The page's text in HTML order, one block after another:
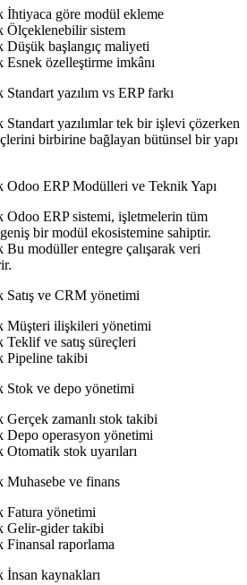
İhtiyaca göre modül ekleme
Ölçeklenebilir sistem
Düşük başlangıç maliyeti
Esnek özelleştirme imkânı
yazılım vs ERP farkı
Standart yazılımlar tek bir işlevi çözerken
birbirine bağlayan bütünsel bir yapı
Odoo ERP Modülleri ve Teknik Yapı
Odoo ERP sistemi, işletmelerin tüm
bir modül ekosistemine sahiptir.
Bu modüller entegre çalışarak veri
Satış ve CRM yönetimi
Müşteri ilişkileri yönetimi
Teklif ve satış süreçleri
Pipeline takibi
Stok ve depo yönetimi
Gerçek zamanlı stok takibi
Depo operasyon yönetimi
Otomatik stok uyarıları
Muhasebe ve finans
Fatura yönetimi
Gelir-gider takibi
Finansal raporlama
İnsan kaynakları